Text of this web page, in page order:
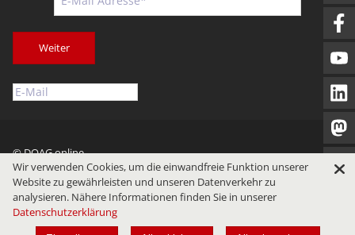
Weiter
© DOAG online
Impressum
Datenschutz Nutzungsbedingungen
Wir verwenden Cookies, um die einwandfreie Funktion unserer
Website zu gewährleisten und unseren Datenverkehr zu
analysieren. Nähere Informationen finden Sie in unserer
Datenschutzerklärung